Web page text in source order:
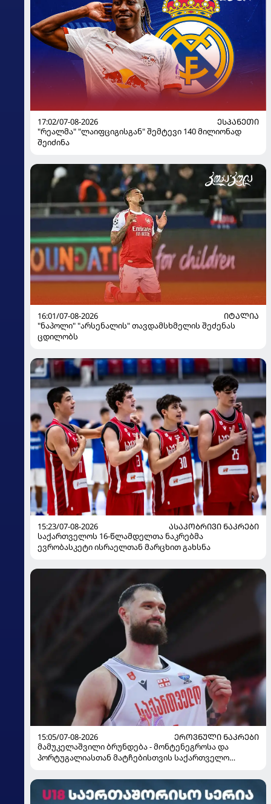
17:02/07-08-2026
ᲔᲡᲞᲐᲜᲔᲗᲘ
"რეალმა" "ლაიფციგისგან" შემტევი 140 მილიონად
შეიძინა
16:01/07-08-2026
ᲘᲢᲐᲚᲘᲐ
"ნაპოლი" "არსენალის" თავდამსხმელის შეძენას
ცდილობს
15:23/07-08-2026
ᲐᲡᲐᲙᲝᲑᲠᲘᲕᲘ ᲜᲐᲙᲠᲔᲑᲘ
საქართველოს 16-წლამდელთა ნაკრებმა
ევრობასკეტი ისრაელთან მარცხით გახსნა
15:05/07-08-2026
ᲔᲠᲝᲕᲜᲣᲚᲘ ᲜᲐᲙᲠᲔᲑᲘ
მამუკელაშვილი ბრუნდება - მონტენეგროსა და
პორტუგალიასთან მატჩებისთვის საქართველო